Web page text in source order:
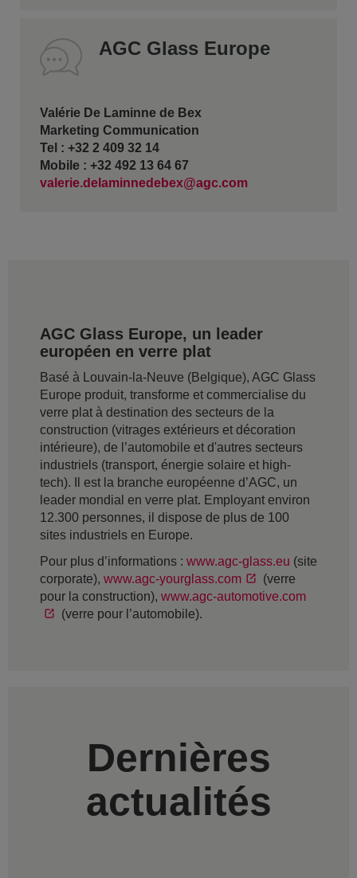
AGC Glass Europe
Valérie De Laminne de Bex
Marketing Communication
Tel : +32 2 409 32 14
Mobile : +32 492 13 64 67
valerie.delaminnedebex@agc.com
AGC Glass Europe, un leader
européen en verre plat
Basé à Louvain-la-Neuve (Belgique), AGC Glass
Europe produit, transforme et commercialise du
verre plat à destination des secteurs de la
construction (vitrages extérieurs et décoration
intérieure), de l’automobile et d'autres secteurs
industriels (transport, énergie solaire et high-
tech). Il est la branche européenne d’AGC, un
leader mondial en verre plat. Employant environ
12.300 personnes, il dispose de plus de 100
sites industriels en Europe.
Pour plus d’informations : www.agc-glass.eu (site
corporate), www.agc-yourglass.com
(verre
pour la construction), www.agc-automotive.com
(verre pour l’automobile).
Dernières
actualités